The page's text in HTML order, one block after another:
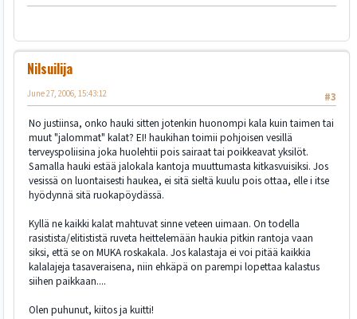
Nilsuilija
#3
June 27, 2006, 15:43:12
No justiinsa, onko hauki sitten jotenkin huonompi kala kuin taimen tai
muut "jalommat" kalat? EI! haukihan toimii pohjoisen vesillä
terveyspoliisina joka huolehtii pois sairaat tai poikkeavat yksilöt.
Samalla hauki estää jalokala kantoja muuttumasta kitkasvuisiksi. Jos
vesissä on luontaisesti haukea, ei sitä sieltä kuulu pois ottaa, elle i itse
hyödynnä sitä ruokapöydässä.
Kyllä ne kaikki kalat mahtuvat sinne veteen uimaan. On todella
rasistista/elitististä ruveta heittelemään haukia pitkin rantoja vaan
siksi, että se on MUKA roskakala. Jos kalastaja ei voi pitää kaikkia
kalalajeja tasaveraisena, niin ehkäpä on parempi lopettaa kalastus
siihen paikkaan....
Olen puhunut, kiitos ja kuitti!